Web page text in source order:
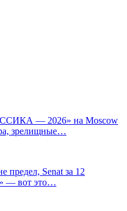
— 2026» на Moscow
зрелищные…
предел, Senat за 12
— вот это…